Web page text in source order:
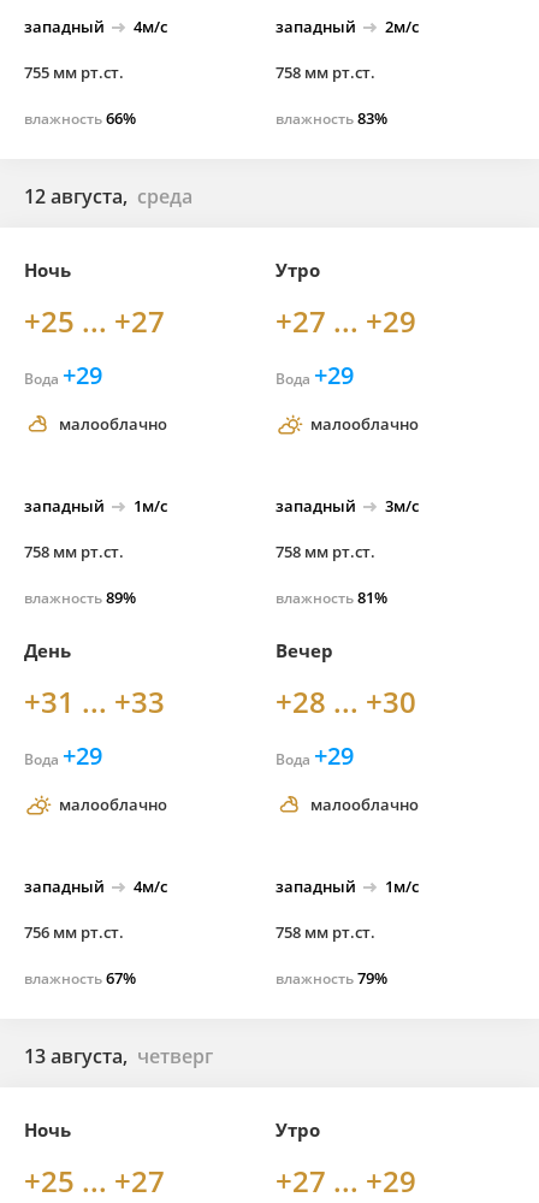
западный 4м/с
755 мм рт.ст.
влажность66%
западный 2м/с
758 мм рт.ст.
влажность83%
12 августа, среда
Ночь
+25 ... +27
Вода +29
малооблачно
западный 1м/с
758 мм рт.ст.
влажность89%
Утро
+27 ... +29
Вода +29
малооблачно
западный 3м/с
758 мм рт.ст.
влажность81%
День
+31 ... +33
Вода +29
малооблачно
западный 4м/с
756 мм рт.ст.
влажность67%
Вечер
+28 ... +30
Вода +29
малооблачно
западный 1м/с
758 мм рт.ст.
влажность79%
13 августа, четверг
Ночь
+25 ... +27
Утро
+27 ... +29